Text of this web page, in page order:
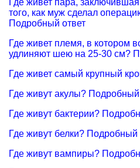
Где живет пара,
того, как муж сделал
Подробный ответ
Где живет племя, в котором
удлиняют шею на 25-30 см?
Где живет самый крупный
Где живут акулы? Подробный
Где живут бактерии?
Где живут белки? Подробный
Где живут вампиры?